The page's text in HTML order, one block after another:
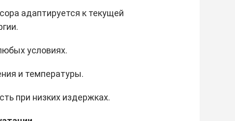
адаптируется к текущей
условиях.
и температуры.
при низких издержках.